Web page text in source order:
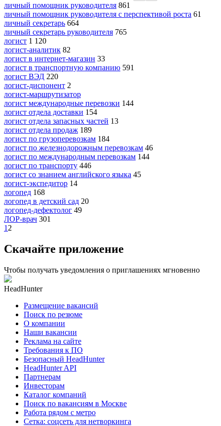
личный помощник руководителя 861
личный помощник руководителя с перспективой роста 61
личный секретарь 664
личный секретарь руководителя 765
логист 1 120
логист-аналитик 82
логист в интернет-магазин 33
логист в транспортную компанию 591
логист ВЭД 220
логист-диспонент 2
логист-маршрутизатор
логист международные перевозки 144
логист отдела доставки 154
логист отдела запасных частей 13
логист отдела продаж 189
логист по грузоперевозкам 184
логист по железнодорожным перевозкам 46
логист по международным перевозкам 144
логист по транспорту 446
логист со знанием английского языка 45
логист-экспедитор 14
логопед 168
логопед в детский сад 20
логопед-дефектолог 49
ЛОР-врач 301
1 2
Скачайте приложение
Чтобы получать уведомления о приглашениях мгновенно
HeadHunter
Размещение вакансий
Поиск по резюме
О компании
Наши вакансии
Реклама на сайте
Требования к ПО
Безопасный HeadHunter
HeadHunter API
Партнерам
Инвесторам
Каталог компаний
Поиск по вакансиям в Москве
Работа рядом с метро
Сетка: соцсеть для нетворкинга